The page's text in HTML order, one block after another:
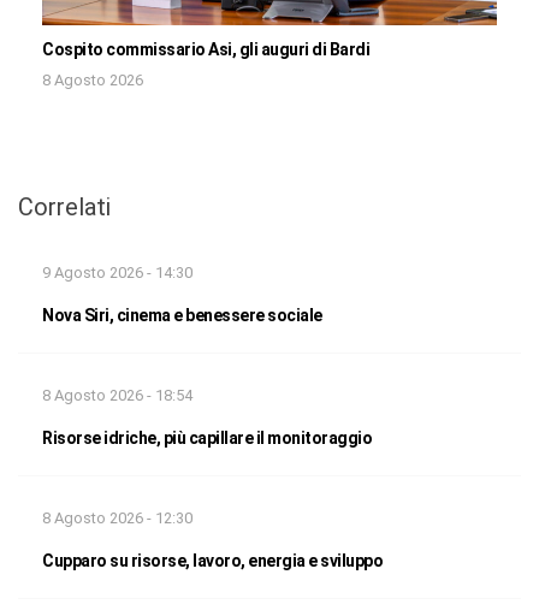
Cospito commissario Asi, gli auguri di Bardi
8 Agosto 2026
Correlati
9 Agosto 2026 - 14:30
Nova Siri, cinema e benessere sociale
8 Agosto 2026 - 18:54
Risorse idriche, più capillare il monitoraggio
8 Agosto 2026 - 12:30
Cupparo su risorse, lavoro, energia e sviluppo